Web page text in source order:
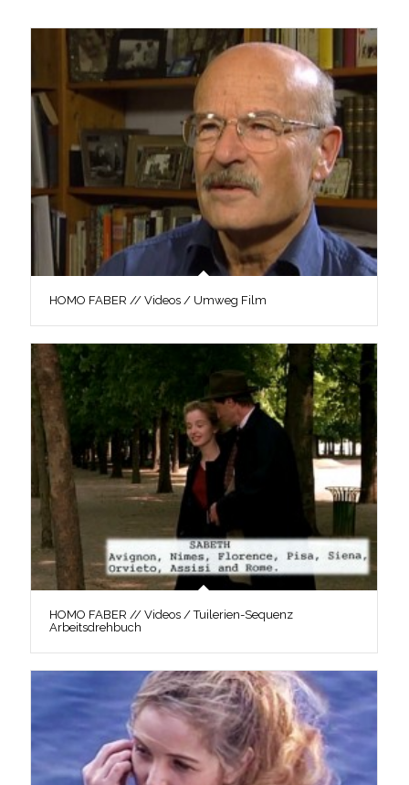
HOMO FABER // Videos / Umweg Film
HOMO FABER // Videos / Tuilerien-Sequenz
Arbeitsdrehbuch